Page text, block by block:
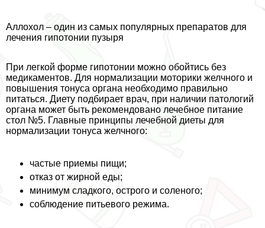
Аллохол – один из самых популярных препаратов для
лечения гипотонии пузыря
При легкой форме гипотонии можно обойтись без
медикаментов. Для нормализации моторики желчного и
повышения тонуса органа необходимо правильно
питаться. Диету подбирает врач, при наличии патологий
органа может быть рекомендовано лечебное питание
стол №5. Главные принципы лечебной диеты для
нормализации тонуса желчного:
частые приемы пищи;
отказ от жирной еды;
минимум сладкого, острого и соленого;
соблюдение питьевого режима.